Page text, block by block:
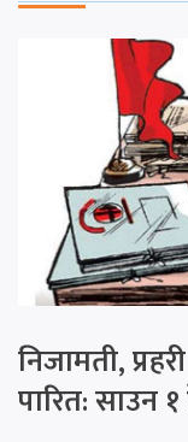
निजामती,
पारित: साउन